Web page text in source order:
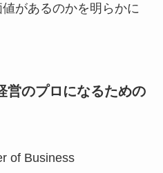
があるのかを明らかに
営のプロになるための
of Business